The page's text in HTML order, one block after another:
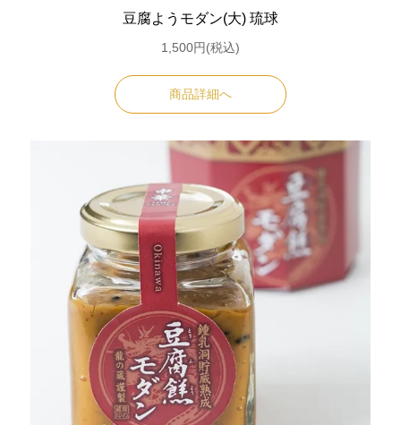
豆腐ようモダン(大) 琉球
1,500円(税込)
商品詳細へ